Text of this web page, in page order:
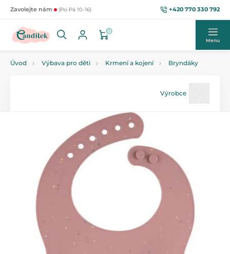
Zavolejte nám (Po-Pá 10-16) +420 770 330 792
0
Menu
Úvod Výbava pro děti Krmení a kojení Bryndáky
Výrobce